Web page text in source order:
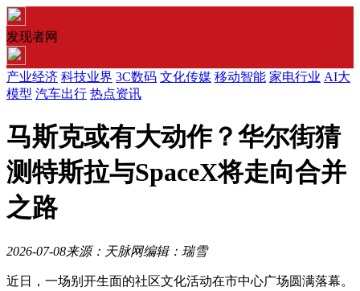
发现者网
产业经济 科技业界 3C数码 文化传媒 移动智能 家电行业 AI大
模型 汽车出行 热点资讯
马斯克或有大动作？华尔街猜
测特斯拉与SpaceX将走向合并
之路
2026-07-08来源：天脉网编辑：瑞雪
近日，一场别开生面的社区文化活动在市中心广场圆满落幕。